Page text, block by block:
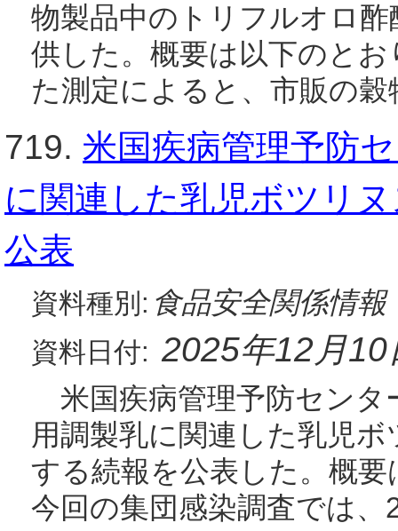
物製品中のトリフルオロ
供した。概要は以下のと
た測定によると、市販の
719. 米国疾病管理予防
に関連した乳児ボツリ
公表
資料種別: 食品安全関係情報
資料日付: 2025年12月10
米国疾病管理予防センタ
用調製乳に関連した乳児
する続報を公表した。概
今回の集団感染調査では、